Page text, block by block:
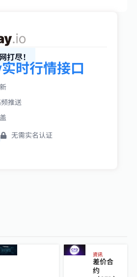
打尽！
时行情接口
推送
无需实名认证
资讯
差价合
约